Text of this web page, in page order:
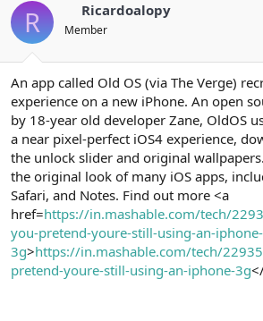
R Ricardoalopy
Member
An app called Old OS (via The Verge)
experience on a new iPhone. An open
by 18-year old developer Zane, OldOS
a near pixel-perfect iOS4 experience,
the unlock slider and original
the original look of many iOS apps,
Safari, and Notes. Find out more <a
href=https://in.mashable.com/tech/
you-pretend-youre-still-using-an-iphone-
3g>https://in.mashable.com/tech/
pretend-youre-still-using-an-iphone-3g